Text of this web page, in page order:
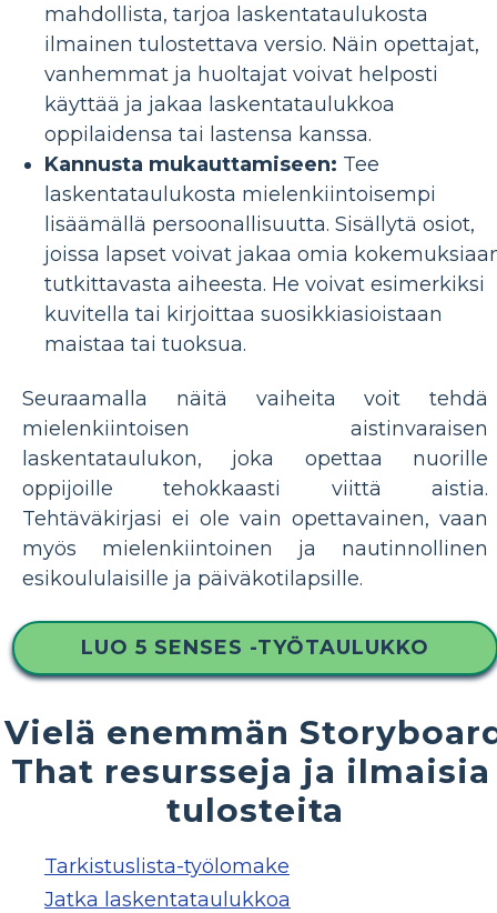
mahdollista, tarjoa laskentataulukosta
ilmainen tulostettava versio. Näin opettajat,
vanhemmat ja huoltajat voivat helposti
käyttää ja jakaa laskentataulukkoa
oppilaidensa tai lastensa kanssa.
Kannusta mukauttamiseen: Tee
laskentataulukosta mielenkiintoisempi
lisäämällä persoonallisuutta. Sisällytä osiot,
joissa lapset voivat jakaa omia
tutkittavasta aiheesta. He voivat esimerkiksi
kuvitella tai kirjoittaa suosikkiasioistaan ​​
maistaa tai tuoksua.
Seuraamalla näitä vaiheita voit tehdä
mielenkiintoisen aistinvaraisen
laskentataulukon, joka opettaa nuorille
oppijoille tehokkaasti viittä aistia.
Tehtäväkirjasi ei ole vain opettavainen, vaan
myös mielenkiintoinen ja nautinnollinen
esikoululaisille ja päiväkotilapsille.
LUO 5 SENSES -TYÖTAULUKKO
Vielä enemmän
That resursseja ja ilmaisia
tulosteita
Tarkistuslista-työlomake
Jatka laskentataulukkoa